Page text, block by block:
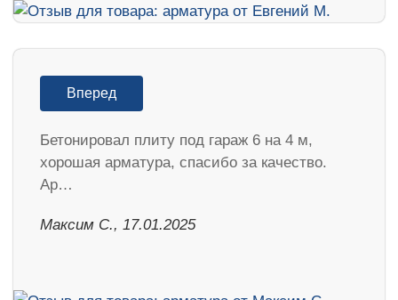
Вперед
Бетонировал плиту под гараж 6 на 4 м,
хорошая арматура, спасибо за качество.
Ар…
Максим С., 17.01.2025